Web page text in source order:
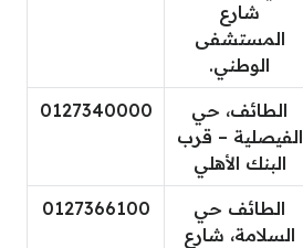
شارع
المستشفى
الوطني.
الطائف، حي
الفيصلية – قرب
البنك الأهلي
0127340000
الطائف حي
السلامة، شارع
0127366100